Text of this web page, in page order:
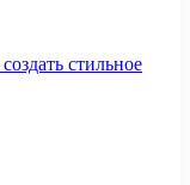
стильное